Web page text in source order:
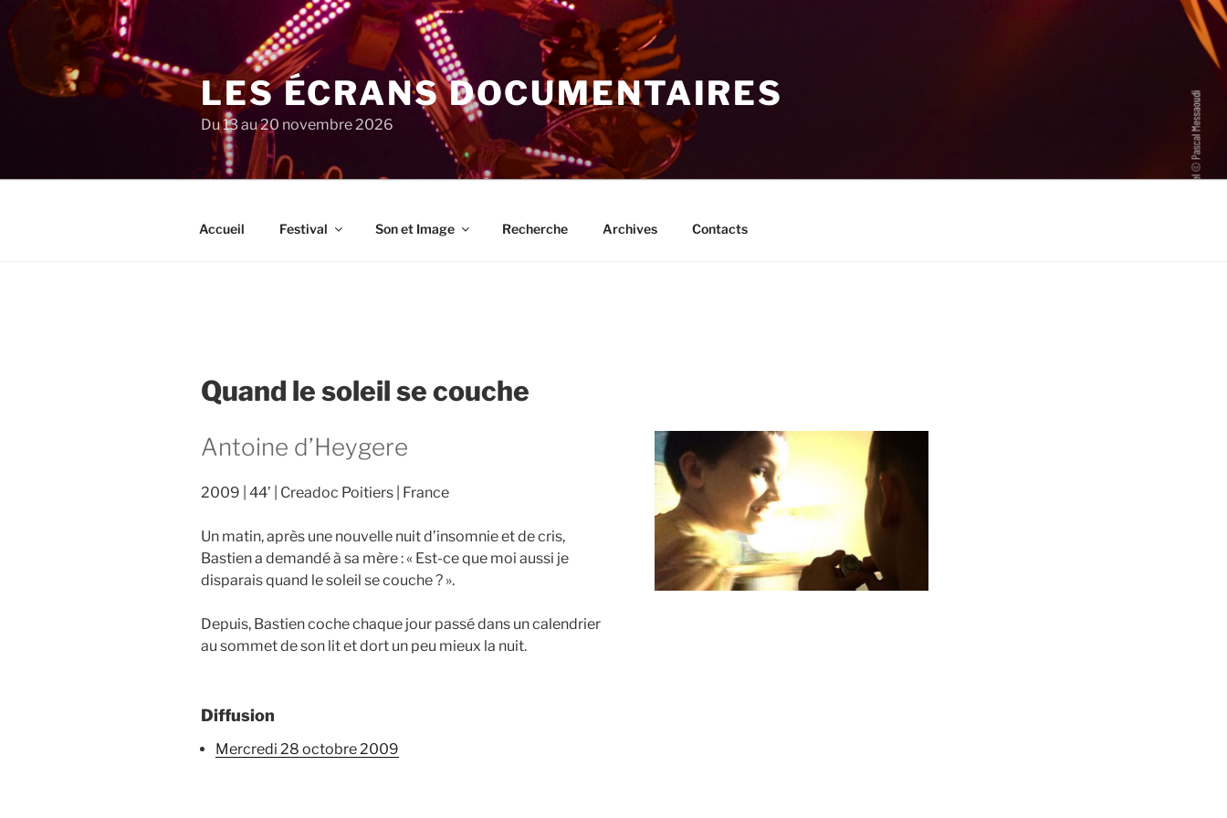
au
contenu
principal
LES ÉCRANS DOCUMENTAIRES
Du 13 au 20 novembre 2026
Accueil Festival Son et Image Recherche Archives Contacts
Quand le soleil se couche
Antoine d’Heygere
2009 44’ Creadoc Poitiers France
Un matin, après une nouvelle nuit d’insomnie et de cris,
Bastien a demandé à sa mère : « Est-ce que moi aussi je
disparais quand le soleil se couche ? ».
Depuis, Bastien coche chaque jour passé dans un calendrier
au sommet de son lit et dort un peu mieux la nuit.
Diffusion
mercredi 28 octobre 2009